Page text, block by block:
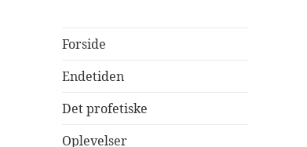
Forside
Endetiden
Det profetiske
Oplevelser